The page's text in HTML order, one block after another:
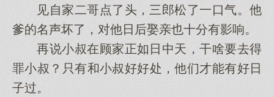
见自家二哥点了头，三郎松了一口气。他
爹的名声坏了，对他日后娶亲也十分有影响。
再说小叔在顾家正如日中天，干啥要去得
罪小叔？只有和小叔好好处，他们才能有好日
子过。